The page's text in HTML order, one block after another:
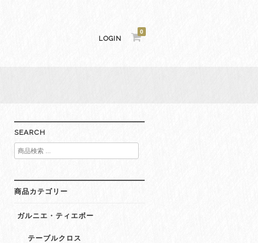
LOGIN
0
SEARCH
検
索
象:
商品カテゴリー
ガルニエ・ティエボー
テーブルクロス